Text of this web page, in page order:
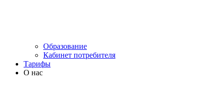
Образование
Кабинет потребителя
Тарифы
О нас